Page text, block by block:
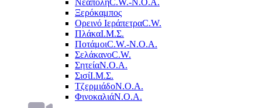
ΝεάποληC.W.-Ν.Ο.Α.
Ξερόκαμπος
Ορεινό ΙεράπετραC.W.
ΠλάκαΙ.Μ.Σ.
ΠοτάμοιC.W.-Ν.Ο.Α.
ΣελάκανοC.W.
ΣητείαΝ.Ο.Α.
ΣισίΙ.Μ.Σ.
ΤζερμιάδοΝ.Ο.Α.
ΦινοκαλιάΝ.Ο.Α.